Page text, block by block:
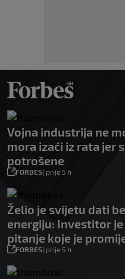
Vojna industrija ne
mora izaći iz rata jer
potrošene
FORBES| prije 5 h
Želio je svijetu dati
energiju: Investitor
pitanje koje je
FORBES| prije 5 h